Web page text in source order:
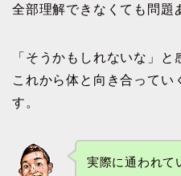
全部理解できなくても問題
「そうかもしれないな」と
これから体と向き合ってい
す。
実際に通われて